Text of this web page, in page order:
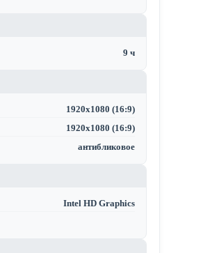
9 ч
1920x1080 (16:9)
1920x1080 (16:9)
антибликовое
Intel HD Graphics